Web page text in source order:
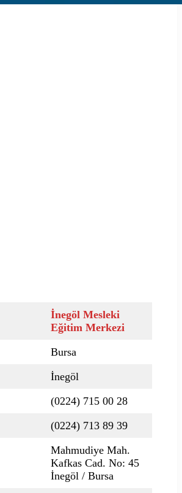
İnegöl Mesleki
Eğitim Merkezi
Bursa
İnegöl
(0224) 715 00 28
(0224) 713 89 39
Mahmudiye Mah.
Kafkas Cad. No: 45
İnegöl / Bursa